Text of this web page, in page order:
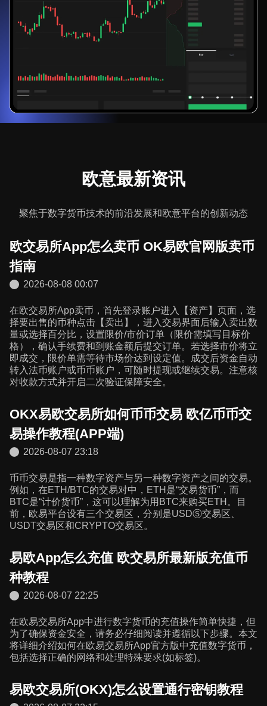
欧意最新资讯
聚焦于数字货币技术的前沿发展和欧意平台的创新动态
欧交易所App怎么卖币 OK易欧官网版卖币
指南
2026-08-08 00:07
在欧交易所App卖币，首先登录账户进入【资产】页面，选
择要出售的币种点击【卖出】，进入交易界面后输入卖出数
量或选择百分比，设置限价/市价订单（限价需填写目标价
格），确认手续费和到账金额后提交订单。若选择市价将立
即成交，限价单需等待市场价达到设定值。成交后资金自动
转入法币账户或币币账户，可随时提现或继续交易。注意核
对收款方式并开启二次验证保障安全。
OKX易欧交易所如何币币交易 欧亿币币交
易操作教程(APP端)
2026-08-07 23:18
币币交易是指一种数字资产与另一种数字资产之间的交易。
例如，在ETH/BTC的交易对中，ETH是“交易货币”，而
BTC是“计价货币”，这可以理解为用BTC来购买ETH。目
前，欧易平台设有三个交易区，分别是USDⓈ交易区、
USDT交易区和CRYPTO交易区。
易欧App怎么充值 欧交易所最新版充值币
种教程
2026-08-07 22:25
在欧易交易所App中进行数字货币的充值操作简单快捷，但
为了确保资金安全，请务必仔细阅读并遵循以下步骤。本文
将详细介绍如何在欧易交易所App官方版中充值数字货币，
包括选择正确的网络和处理特殊要求(如标签)。
易欧交易所(OKX)怎么设置通行密钥教程